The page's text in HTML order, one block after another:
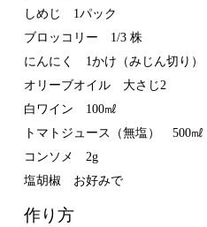
しめじ 1パック
ブロッコリー 1/3 株
にんにく 1かけ（みじん切り）
オリーブオイル 大さじ2
白ワイン 100㎖
トマトジュース（無塩） 500㎖
コンソメ 2g
塩胡椒 お好みで
作り方